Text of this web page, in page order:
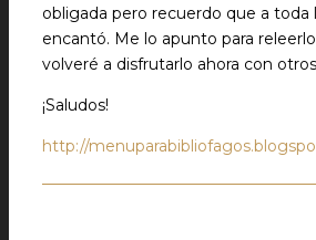
obligada pero recuerdo que a toda
encantó. Me lo apunto para
volveré a disfrutarlo ahora con
¡Saludos!
http://